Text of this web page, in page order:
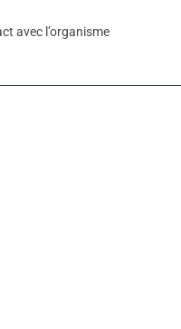
avec l’organisme